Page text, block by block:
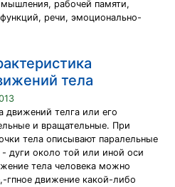
мышления, рабочей памяти,
речи, эмоционально-
тела
движений телга или его
и вращательные. При
тела описывают паралельные
дуги около той или иной оси
тела человека можно
гпное движение какой-либо